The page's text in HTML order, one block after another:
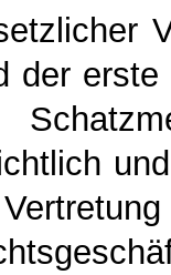
der erste